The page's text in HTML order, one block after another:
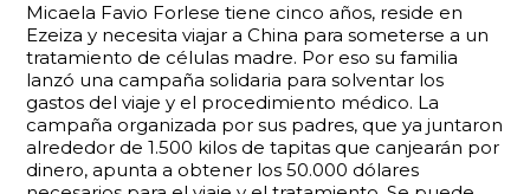
Micaela Favio Forlese tiene cinco años, reside en
Ezeiza y necesita viajar a China para someterse a un
tratamiento de células madre. Por eso su familia
lanzó una campaña solidaria para solventar los
gastos del viaje y el procedimiento médico. La
campaña organizada por sus padres, que ya juntaron
alrededor de 1.500 kilos de tapitas que canjearán por
dinero, apunta a obtener los 50.000 dólares